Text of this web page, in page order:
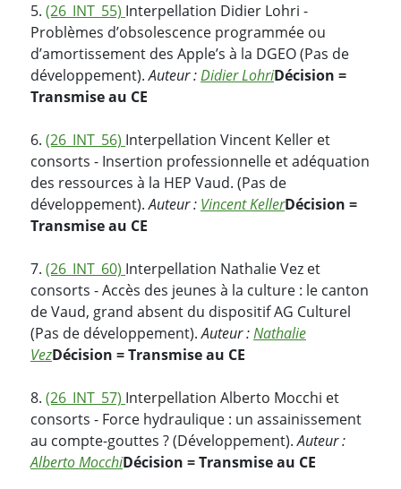
5. (26_INT_55) Interpellation Didier Lohri -
Problèmes d’obsolescence programmée ou
d’amortissement des Apple’s à la DGEO (Pas de
développement).Auteur :Didier LohriDécision =
Transmise au CE
6. (26_INT_56) Interpellation Vincent Keller et
consorts - Insertion professionnelle et adéquation
des ressources à la HEP Vaud. (Pas de
développement).Auteur : Vincent KellerDécision =
Transmise au CE
7. (26_INT_60) Interpellation Nathalie Vez et
consorts - Accès des jeunes à la culture : le canton
de Vaud, grand absent du dispositif AG Culturel
(Pas de développement).Auteur :Nathalie
VezDécision = Transmise au CE
8. (26_INT_57) Interpellation Alberto Mocchi et
consorts - Force hydraulique : un assainissement
au compte-gouttes ? (Développement).Auteur :
Alberto MocchiDécision = Transmise au CE